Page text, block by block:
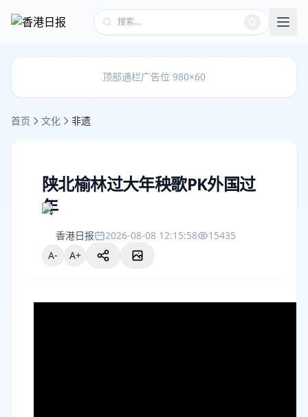
顶部通栏广告位 980×60
首页 文化 非遗
陕北榆林过大年秧歌PK外国过
年
香港日报 2026-08-08 12:15:58
15435
A-
A+